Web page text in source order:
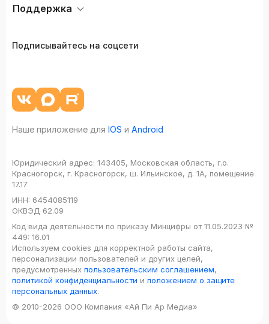
Поддержка
Подписывайтесь на соцсети
Наше приложение для IOS и Android
Юридический адрес: 143405, Московская область, г.о.
Красногорск, г. Красногорск, ш. Ильинское, д. 1А, помещение
17.17
ИНН: 6454085119
ОКВЭД 62.09
Код вида деятельности по приказу Минцифры от 11.05.2023 №
449: 16.01
Используем cookies для корректной работы сайта,
персонализации пользователей и других целей,
предусмотренных пользовательским соглашением,
политикой конфиденциальности и положением о защите
персональных данных.
© 2010-2026 ООО Компания «Ай Пи Ар Медиа»